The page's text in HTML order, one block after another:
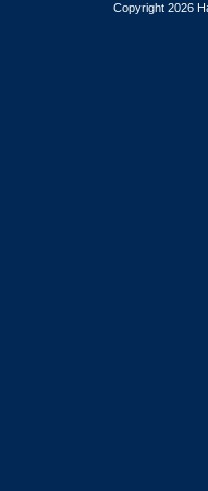
Copyright 2026